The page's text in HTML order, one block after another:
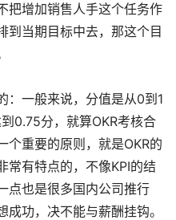
把增加销售人手这个任务作
到当期目标中去，那这个目
：一般来说，分值是从0到1
0.75分，就算OKR考核合
个重要的原则，就是OKR的
常有特点的，不像KPI的结
点也是很多国内公司推行
成功，决不能与薪酬挂钩。